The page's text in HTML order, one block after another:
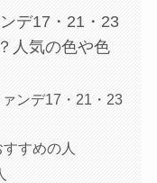
デ17・21・23
人気の色や色
ンデ17・21・23
すめの人